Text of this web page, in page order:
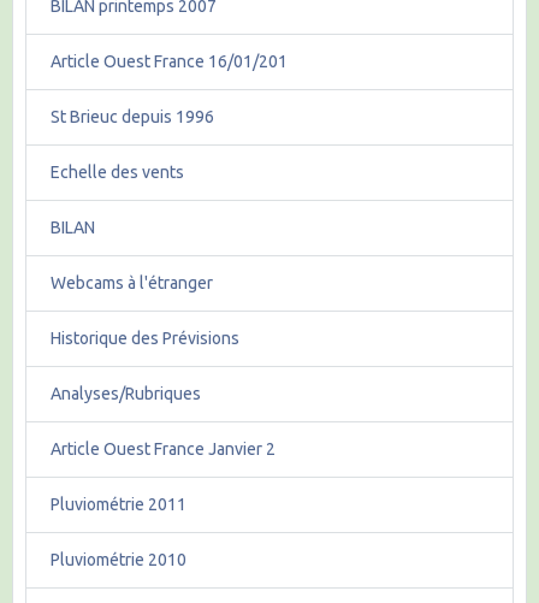
BILAN printemps 2007
Article Ouest France 16/01/201
St Brieuc depuis 1996
Echelle des vents
BILAN
Webcams à l'étranger
Historique des Prévisions
Analyses/Rubriques
Article Ouest France Janvier 2
Pluviométrie 2011
Pluviométrie 2010